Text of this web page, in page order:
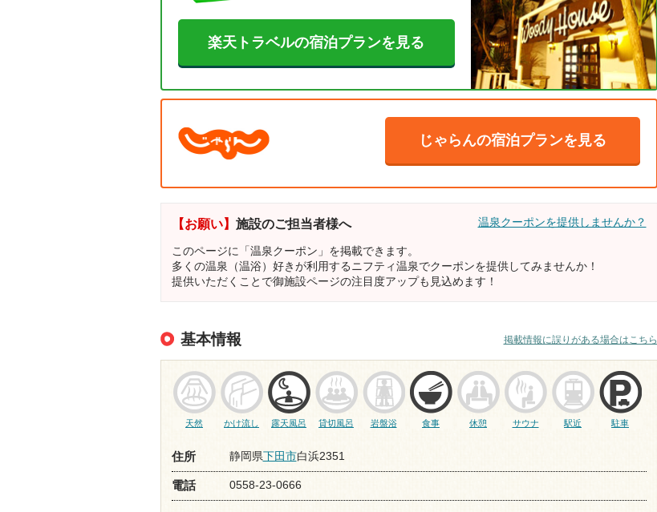
楽天トラベルの宿泊プランを見る
じゃらんの宿泊プランを見る
【お願い】 施設のご担当者様へ 温泉クーポンを提供しませんか？
このページに「温泉クーポン」を掲載できます。
多くの温泉（温浴）好きが利用するニフティ温泉でクーポンを提供してみませんか！
提供いただくことで御施設ページの注目度アップも見込めます！
基本情報 掲載情報に誤りがある場合はこちら
天然 かけ流し 露天風呂 貸切風呂 岩盤浴 食事 休憩 サウナ 駅近 駐車
住所 静岡県下田市白浜2351
電話 0558-23-0666